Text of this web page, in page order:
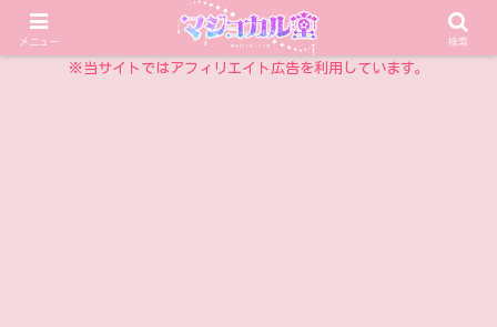
乙女チックアイテム情報サイト
※当サイトではアフィリエイト広告を利用しています。
メニュー 検索